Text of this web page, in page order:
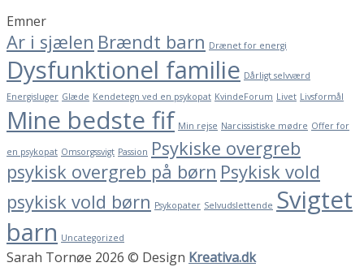
Emner
Ar i sjælen Brændt barn Drænet for energi
Dysfunktionel familie Dårligt selvværd
Energisluger Glæde Kendetegn ved en psykopat KvindeForum Livet Livsformål
Mine bedste fif Min rejse Narcissistiske mødre Offer for
en psykopat Omsorgssvigt Passion Psykiske overgreb
psykisk overgreb på børn Psykisk vold
psykisk vold børn Psykopater Selvudslettende Svigtet
barn Uncategorized
Sarah Tornøe 2026 © Design Kreativa.dk